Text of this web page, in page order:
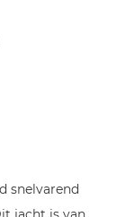
snelvarend